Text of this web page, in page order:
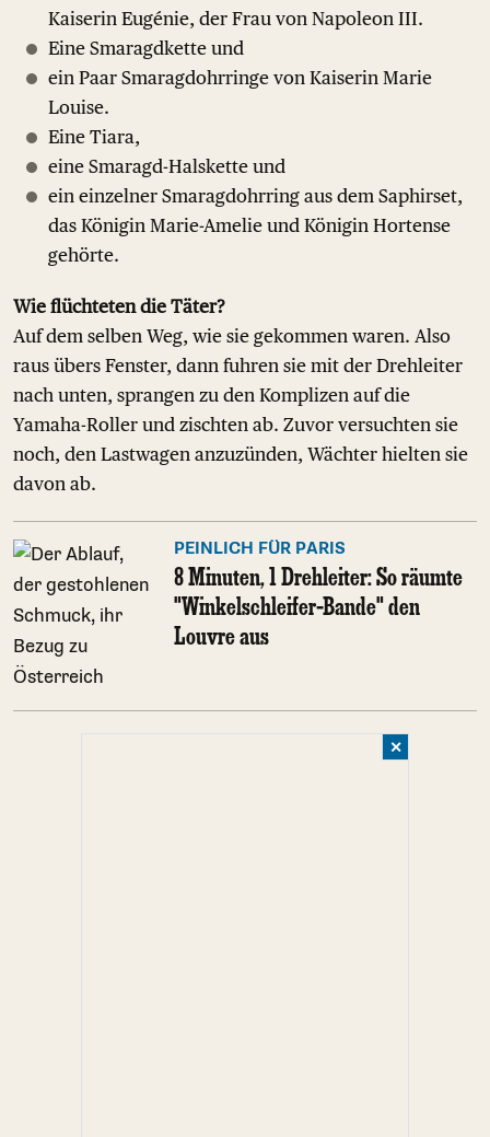
Kaiserin Eugénie, der Frau von Napoleon III.
Eine Smaragdkette und
ein Paar Smaragdohrringe von Kaiserin Marie
Louise.
Eine Tiara,
eine Smaragd-Halskette und
ein einzelner Smaragdohrring aus dem Saphirset,
das Königin Marie-Amelie und Königin Hortense
gehörte.
Wie flüchteten die Täter?
Auf dem selben Weg, wie sie gekommen waren. Also
raus übers Fenster, dann fuhren sie mit der Drehleiter
nach unten, sprangen zu den Komplizen auf die
Yamaha-Roller und zischten ab. Zuvor versuchten sie
noch, den Lastwagen anzuzünden, Wächter hielten sie
davon ab.
PEINLICH FÜR PARIS
8 Minuten, 1 Drehleiter: So räumte
"Winkelschleifer-Bande" den
Louvre aus
✕